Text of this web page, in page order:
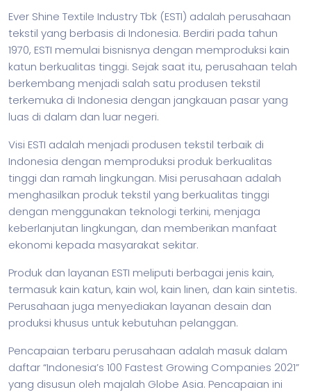
Ever Shine Textile Industry Tbk (ESTI) adalah perusahaan
tekstil yang berbasis di Indonesia. Berdiri pada tahun
1970, ESTI memulai bisnisnya dengan memproduksi kain
katun berkualitas tinggi. Sejak saat itu, perusahaan telah
berkembang menjadi salah satu produsen tekstil
terkemuka di Indonesia dengan jangkauan pasar yang
luas di dalam dan luar negeri.
Visi ESTI adalah menjadi produsen tekstil terbaik di
Indonesia dengan memproduksi produk berkualitas
tinggi dan ramah lingkungan. Misi perusahaan adalah
menghasilkan produk tekstil yang berkualitas tinggi
dengan menggunakan teknologi terkini, menjaga
keberlanjutan lingkungan, dan memberikan manfaat
ekonomi kepada masyarakat sekitar.
Produk dan layanan ESTI meliputi berbagai jenis kain,
termasuk kain katun, kain wol, kain linen, dan kain sintetis.
Perusahaan juga menyediakan layanan desain dan
produksi khusus untuk kebutuhan pelanggan.
Pencapaian terbaru perusahaan adalah masuk dalam
daftar “Indonesia’s 100 Fastest Growing Companies 2021”
yang disusun oleh majalah Globe Asia. Pencapaian ini